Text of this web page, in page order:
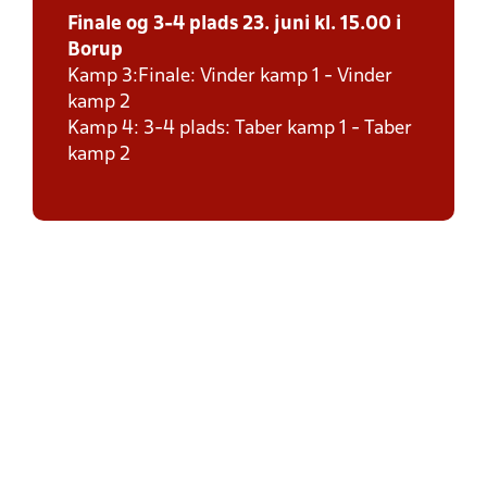
Finale og 3-4 plads 23. juni kl. 15.00 i
Borup
Kamp 3:Finale: Vinder kamp 1 - Vinder
kamp 2
Kamp 4: 3-4 plads: Taber kamp 1 - Taber
kamp 2